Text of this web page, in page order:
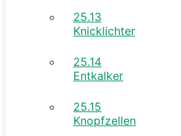
25.13
Knicklichter
25.14
Entkalker
25.15
Knopfzellen